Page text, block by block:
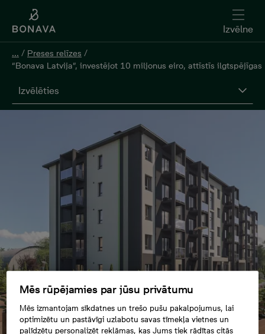
Izvēlne
... / Preses relīzes /
“Bonava Latvija”, investējot 10 miljonus eiro, attīstīs
Izvēlēties
Mēs rūpējamies par jūsu privātumu
Mēs izmantojam sīkdatnes un trešo pušu pakalpojumus, lai
optimizētu un pastāvīgi uzlabotu savas tīmekļa vietnes un
palīdzētu personalizēt reklāmas, kas Jums tiek rādītas citās